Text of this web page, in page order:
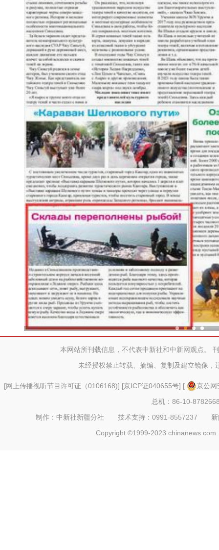
本网站所刊载信息，不代表中新社和中新网观点。
未经授权禁止转载、摘编、复制及建立镜像，
[网上传播视听节目许可证（0106168)] [京ICP证040655号] [
京公
总机：86-10-
制作：中新社新疆分社 技术支持：0991-8557237
Copyright ©1999-2023